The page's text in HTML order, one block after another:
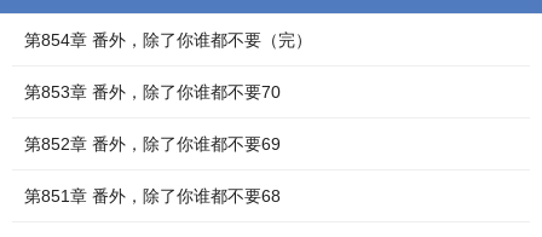
第854章 番外，除了你谁都不要（完）
第853章 番外，除了你谁都不要70
第852章 番外，除了你谁都不要69
第851章 番外，除了你谁都不要68